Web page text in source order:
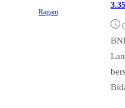
Ragam